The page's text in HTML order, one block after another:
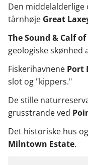
Den middelalderlige
tårnhøje Great
The Sound & Calf
geologiske skønhed
Fiskerihavnene Port
slot og "kippers."
De stille
grusstrande ved
Det historiske hus
Milntown Estate.